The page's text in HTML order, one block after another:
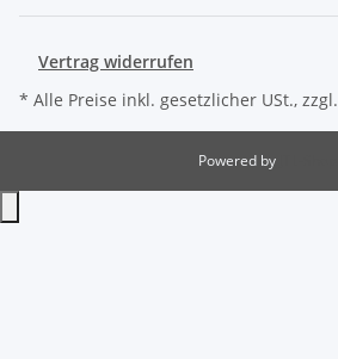
Vertrag widerrufen
* Alle Preise inkl. gesetzlicher USt., zzgl.
Powered by